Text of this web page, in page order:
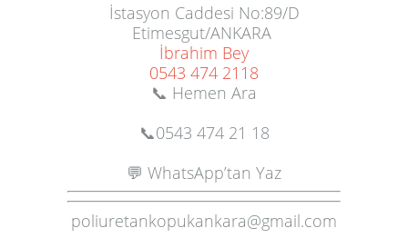
İstasyon Caddesi No:89/D
Etimesgut/ANKARA
İbrahim Bey
0543 474 2118
📞 Hemen Ara
📞0543 474 21 18
💬 WhatsApp’tan Yaz
poliuretankopukankara@gmail.com